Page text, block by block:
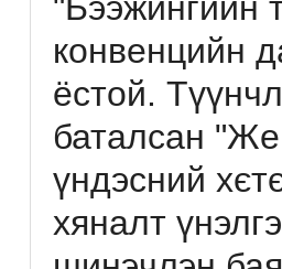
"Бээжингийн
конвенцийн
ёстой.
баталсан
үндэсний
хяналт